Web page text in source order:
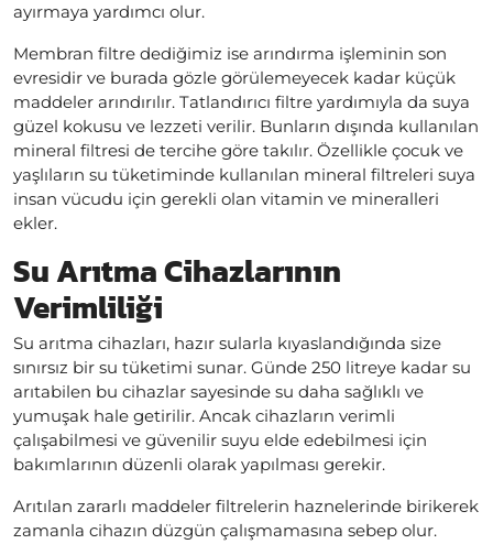
ayırmaya yardımcı olur.
Membran filtre dediğimiz ise arındırma işleminin son
evresidir ve burada gözle görülemeyecek kadar küçük
maddeler arındırılır. Tatlandırıcı filtre yardımıyla da suya
güzel kokusu ve lezzeti verilir. Bunların dışında kullanılan
mineral filtresi de tercihe göre takılır. Özellikle çocuk ve
yaşlıların su tüketiminde kullanılan mineral filtreleri suya
insan vücudu için gerekli olan vitamin ve mineralleri
ekler.
Su Arıtma Cihazlarının
Verimliliği
Su arıtma cihazları, hazır sularla kıyaslandığında size
sınırsız bir su tüketimi sunar. Günde 250 litreye kadar su
arıtabilen bu cihazlar sayesinde su daha sağlıklı ve
yumuşak hale getirilir. Ancak cihazların verimli
çalışabilmesi ve güvenilir suyu elde edebilmesi için
bakımlarının düzenli olarak yapılması gerekir.
Arıtılan zararlı maddeler filtrelerin haznelerinde birikerek
zamanla cihazın düzgün çalışmamasına sebep olur.